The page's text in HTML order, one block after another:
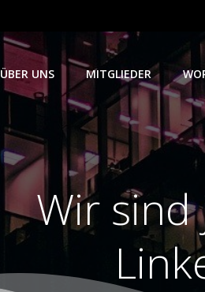
ÜBER UNS MITGLIEDER
Wir